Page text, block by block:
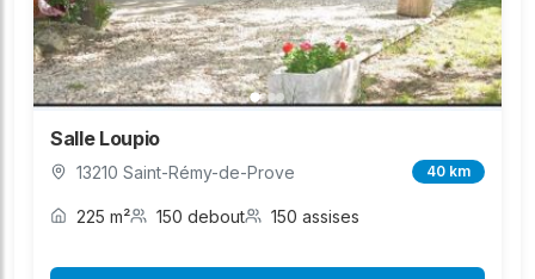
Salle Loupio
13210 Saint-Rémy-de-Prove 40 km
225 m² 150 debout 150 assises